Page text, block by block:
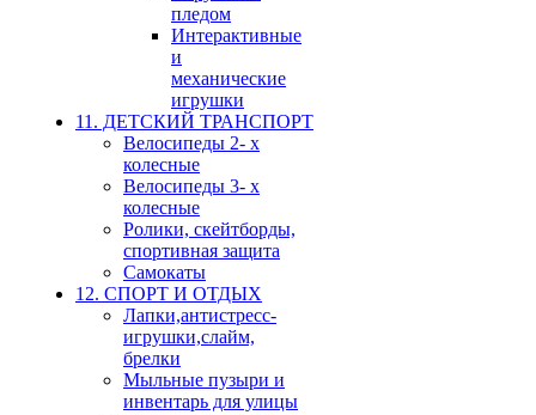
пледом
Интерактивные
и
механические
игрушки
11. ДЕТСКИЙ ТРАНСПОРТ
Велосипеды 2- х
колесные
Велосипеды 3- х
колесные
Ролики, скейтборды,
спортивная защита
Самокаты
12. СПОРТ И ОТДЫХ
Лапки,антистресс-
игрушки,слайм,
брелки
Мыльные пузыри и
инвентарь для улицы